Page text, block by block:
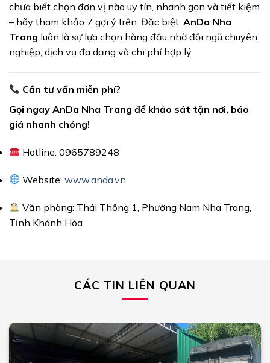
chưa biết chọn đơn vị nào uy tín, nhanh gọn và tiết kiệm
– hãy tham khảo 7 gợi ý trên. Đặc biệt, AnDa Nha
Trang luôn là sự lựa chọn hàng đầu nhờ đội ngũ chuyên
nghiệp, dịch vụ đa dạng và chi phí hợp lý.
Cần tư vấn miễn phí?
Gọi ngay AnDa Nha Trang để khảo sát tận nơi, báo
giá nhanh chóng!
Hotline: 0965789248
Website:www.anda.vn
Văn phòng: Thái Thông 1, Phường Nam Nha Trang,
Tỉnh Khánh Hòa
CÁC TIN LIÊN QUAN